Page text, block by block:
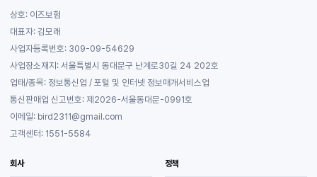
상호: 이즈보험
대표자: 김모래
사업자등록번호: 309-09-54629
사업장소재지: 서울특별시 동대문구 난계로30길 24 202호
업태/종목: 정보통신업 / 포털 및 인터넷 정보매개서비스업
통신판매업 신고번호: 제2026-서울동대문-0991호
이메일: bird2311@gmail.com
고객센터: 1551-5584
회사 정책